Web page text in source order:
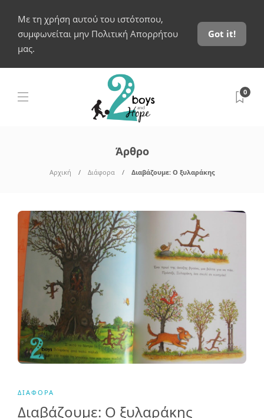
Με τη χρήση αυτού του ιστότοπου,
συμφωνείται μην Πολιτική Απορρήτου
μας.
Got it!
0
Άρθρο
Αρχική Διάφορα Διαβάζουμε: Ο ξυλαράκης
ΔΙΆΦΟΡΑ
Διαβάζουμε: Ο ξυλαράκης